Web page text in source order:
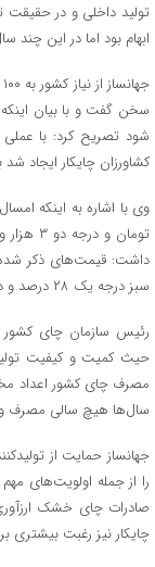
تولید داخلی و در حقیقت
ابهام بود اما در این
شود تصریح کرد: با
کشاورزان چایکار ایجاد
داشت: قیمت‌های ذکر
سبز درجه یک ۲۸ درصد و درجه دو ۵۰ درصد رشد داشته است.
رئیس سازمان چای
حیث کمیت و کیفیت
مصرف چای کشور اعداد
سال‌ها هیچ سالی مصرف واقعی چای
جهانساز حمایت از
را از جمله اولویت‌های
صادرات چای خشک
چایکار نیز رغبت بیشتری